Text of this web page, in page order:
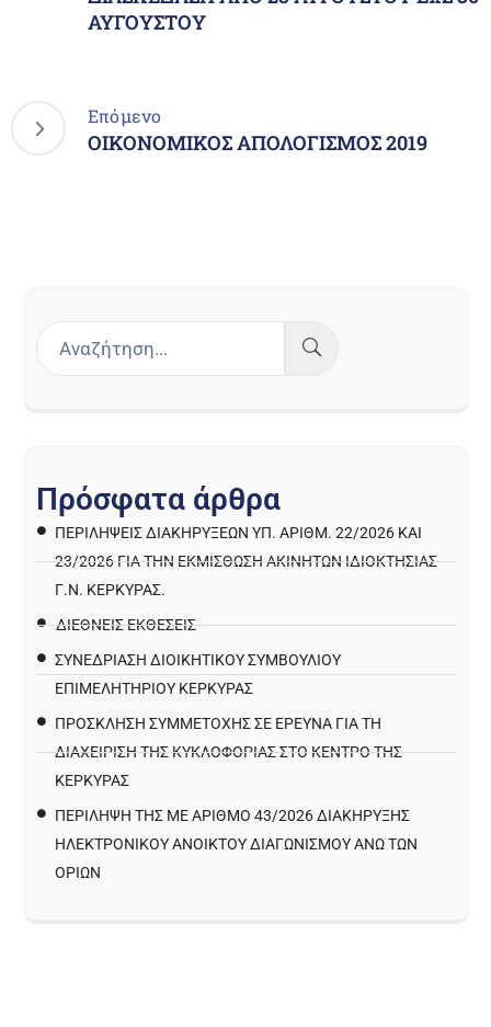
ΑΥΓΟΥΣΤΟΥ
Επόμενο
ΟΙΚΟΝΟΜΙΚΟΣ ΑΠΟΛΟΓΙΣΜΟΣ 2019
Πρόσφατα άρθρα
ΠΕΡΙΛΉΨΕΙΣ ΔΙΑΚΗΡΎΞΕΩΝ ΥΠ. ΑΡΙΘΜ. 22/2026 ΚΑΙ
23/2026 ΓΙΑ ΤΗΝ ΕΚΜΊΣΘΩΣΗ ΑΚΙΝΉΤΩΝ ΙΔΙΟΚΤΗΣΊΑΣ
Γ.Ν. ΚΈΡΚΥΡΑΣ.
ΔΙΕΘΝΕΙΣ ΕΚΘΕΣΕΙΣ
ΣΥΝΕΔΡΙΑΣΗ ΔΙΟΙΚΗΤΙΚΟΥ ΣΥΜΒΟΥΛΙΟΥ
ΕΠΙΜΕΛΗΤΗΡΙΟΥ ΚΕΡΚΥΡΑΣ
ΠΡΌΣΚΛΗΣΗ ΣΥΜΜΕΤΟΧΉΣ ΣΕ ΈΡΕΥΝΑ ΓΙΑ ΤΗ
ΔΙΑΧΕΊΡΙΣΗ ΤΗΣ ΚΥΚΛΟΦΟΡΊΑΣ ΣΤΟ ΚΈΝΤΡΟ ΤΗΣ
ΚΈΡΚΥΡΑΣ
ΠΕΡΙΛΗΨΗ ΤΗΣ ΜΕ ΑΡΙΘΜΟ 43/2026 ΔΙΑΚΗΡΥΞΗΣ
ΗΛΕΚΤΡΟΝΙΚΟΥ ΑΝΟΙΚΤΟΥ ΔΙΑΓΩΝΙΣΜΟΥ ΑΝΩ ΤΩΝ
ΟΡΙΩΝ